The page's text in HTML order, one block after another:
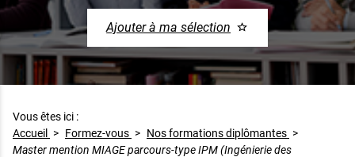
Ajouter à ma sélection
Vous êtes ici :
Accueil
> Formez-vous > Nos formations diplômantes >
Master mention MIAGE parcours-type IPM (Ingénierie des